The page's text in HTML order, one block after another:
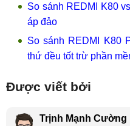
So sánh REDMI K80
áp đảo
So sánh REDMI K80
thứ đều tốt trừ phần
Được viết bởi
Trịnh Mạnh Cường